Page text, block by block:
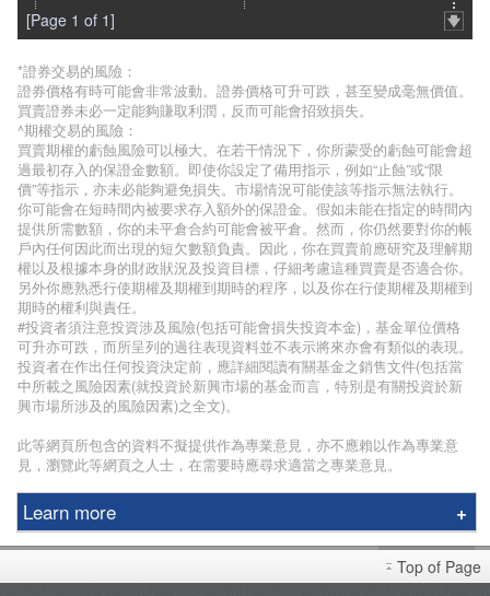
[Page 1 of 1]
*證券交易的風險：
證券價格有時可能會非常波動。證券價格可升可跌，甚至變成毫無價值。
買賣證券未必一定能夠賺取利潤，反而可能會招致損失。
^期權交易的風險：
買賣期權的虧蝕風險可以極大。在若干情況下，你所蒙受的虧蝕可能會超
過最初存入的保證金數額。即使你設定了備用指示，例如“止蝕”或“限
價”等指示，亦未必能夠避免損失。市場情況可能使該等指示無法執行。
你可能會在短時間內被要求存入額外的保證金。假如未能在指定的時間內
提供所需數額，你的未平倉合約可能會被平倉。然而，你仍然要對你的帳
戶內任何因此而出現的短欠數額負責。因此，你在買賣前應研究及理解期
權以及根據本身的財政狀況及投資目標，仔細考慮這種買賣是否適合你。
另外你應熟悉行使期權及期權到期時的程序，以及你在行使期權及期權到
期時的權利與責任。
#投資者須注意投資涉及風險(包括可能會損失投資本金)，基金單位價格
可升亦可跌，而所呈列的過往表現資料並不表示將來亦會有類似的表現。
投資者在作出任何投資決定前，應詳細閱讀有關基金之銷售文件(包括當
中所載之風險因素(就投資於新興市場的基金而言，特別是有關投資於新
興市場所涉及的風險因素)之全文)。
此等網頁所包含的資料不擬提供作為專業意見，亦不應賴以作為專業意
見，瀏覽此等網頁之人士，在需要時應尋求適當之專業意見。
Learn more
Phillip Securities Group
Branches
Top of Page